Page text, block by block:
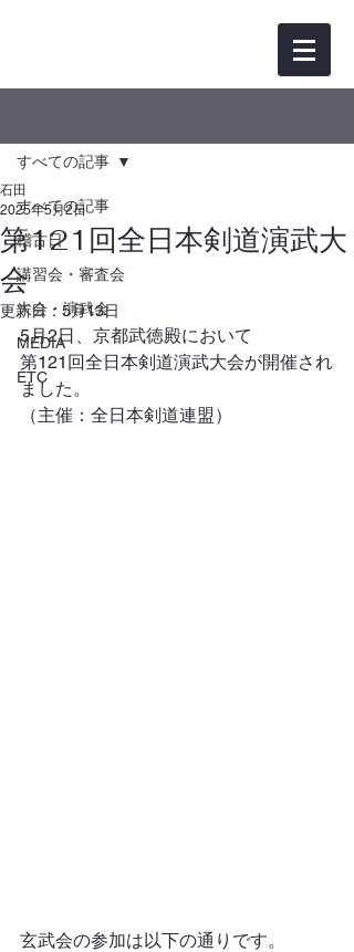
すべての記事
稽古日
講習会・審査会
大会・演武会
MEDIA
ETC
すべての記事
第121回全日本剣道演武大
会
石田
2025年5月2日
更新日： 5月13日
5月2日、京都武徳殿において
第121 回全日本剣道演武大会が開催され
ました。
（主催：全日本剣道連盟）
玄武会の参加は以下の通りです。